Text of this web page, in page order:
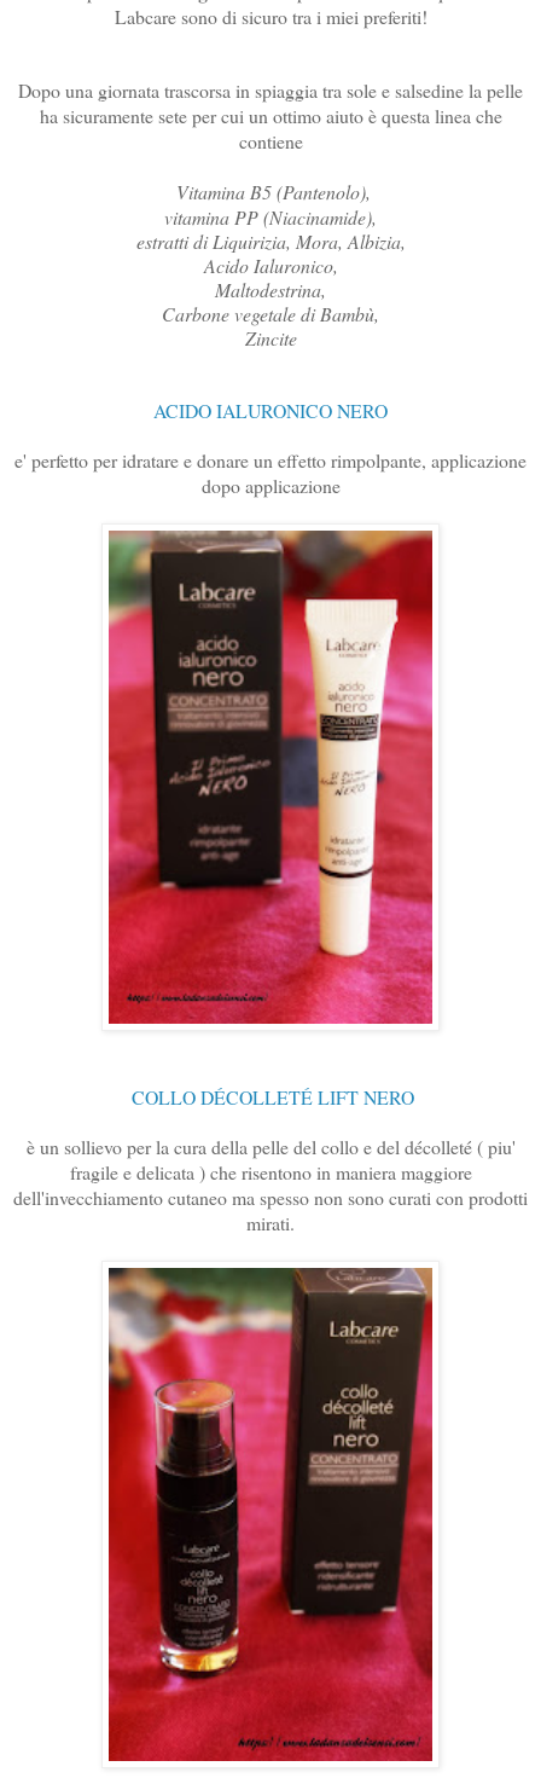
Labcare sono di sicuro tra i miei preferiti!
Dopo una giornata trascorsa in spiaggia tra sole e salsedine la pelle
ha sicuramente sete per cui un ottimo aiuto è questa linea che
contiene
Vitamina B5 (Pantenolo),
vitamina PP (Niacinamide),
estratti di Liquirizia, Mora, Albizia,
Acido Ialuronico,
Maltodestrina,
Carbone vegetale di Bambù,
Zincite
ACIDO IALURONICO NERO
e' perfetto per idratare e donare un effetto rimpolpante, applicazione
dopo applicazione
COLLO DÉCOLLETÉ LIFT NERO
è un sollievo per la cura della pelle del collo e del décolleté ( piu'
fragile e delicata ) che risentono in maniera maggiore
dell'invecchiamento cutaneo ma spesso non sono curati con prodotti
mirati.